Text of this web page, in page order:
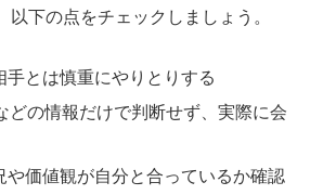
以下の点をチェックしましょう。
手とは慎重にやりとりする
どの情報だけで判断せず、実際に会
や価値観が自分と合っているか確認